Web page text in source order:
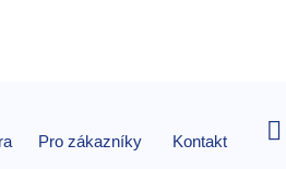
Pro zákazníky Kontakt